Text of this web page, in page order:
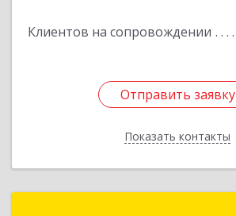
Клиентов на сопровождении
Отправить заявку
Показать контакты
Отправить заявку
Назад